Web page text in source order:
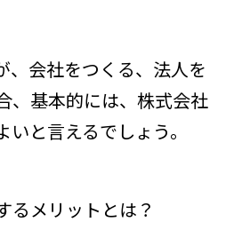
、会社をつくる、法人を
、基本的には、株式会社
と言えるでしょう。
るメリットとは？